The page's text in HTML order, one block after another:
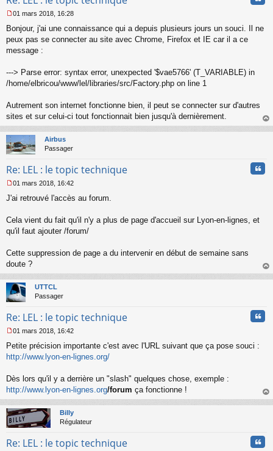
e
s
s
e
n
n
u
01 mars 2018, 16:28
Bonjour, j'ai une connaissance qui a depuis plusieurs jours un souci. Il ne
peux pas se connecter au site avec Chrome, Firefox et IE car il a ce
message :
---> Parse error: syntax error, unexpected '$vae5766' (T_VARIABLE) in
/home/elbricou/www/lel/libraries/src/Factory.php on line 1
Autrement son internet fonctionne bien, il peut se connecter sur d'autres
sites et sur celui-ci tout fonctionnait bien jusqu'à dernièrement.
au
Airbus
Passager
Re: LEL : le topic technique
e
s
a
g
n
o
n
l
u
01 mars 2018, 16:42
J'ai retrouvé l'accès au forum.
Cela vient du fait qu'il n'y a plus de page d'accueil sur Lyon-en-lignes, et
qu'il faut ajouter /forum/
Cette suppression de page a du intervenir en début de semaine sans
doute ?
au
UTTCL
Passager
Re: LEL : le topic technique
e
s
a
g
e
n
o
n
l
01 mars 2018, 16:42
Petite précision importante c'est avec l'URL suivant que ça pose souci :
http://www.lyon-en-lignes.org/
Dès lors qu'il y a derrière un "slash" quelques chose, exemple :
http://www.lyon-en-lignes.org/forum ça fonctionne !
au
Billy
Régulateur
Re: LEL : le topic technique